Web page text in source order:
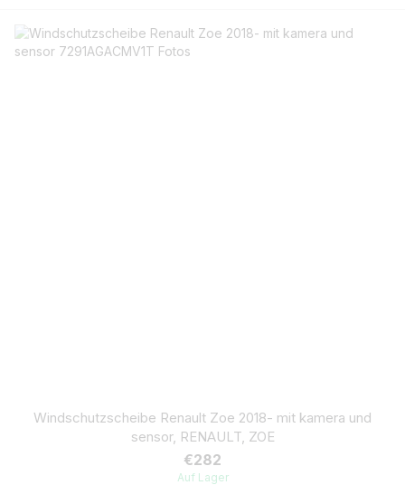
Windschutzscheibe Renault Zoe 2018- mit kamera und
sensor, RENAULT, ZOE
€282
Auf Lager